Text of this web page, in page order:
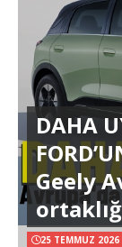
DAHA
Geely
25 TEMMUZ 2026